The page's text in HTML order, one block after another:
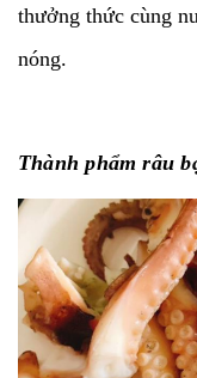
thưởng thức cùng
nóng.
Thành phẩm râu